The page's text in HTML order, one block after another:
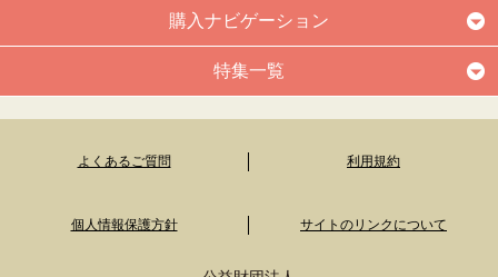
購入ナビゲーション
特集一覧
よくあるご質問 利用規約
個人情報保護方針 サイトのリンクについて